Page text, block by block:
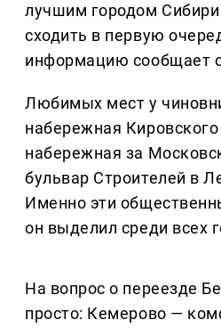
лучшим городом Сибири
сходить в первую
информацию сообщает
Любимых мест у
набережная
набережная за
бульвар Строителей в
Именно эти
он выделил среди всех
На вопрос о переезде
просто: Кемерово —